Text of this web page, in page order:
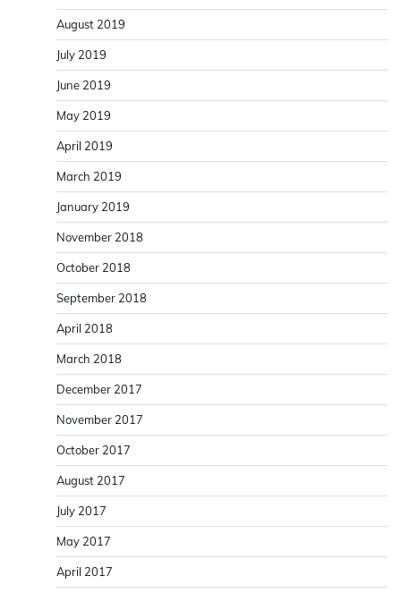
August 2019
July 2019
June 2019
May 2019
April 2019
March 2019
January 2019
November 2018
October 2018
September 2018
April 2018
March 2018
December 2017
November 2017
October 2017
August 2017
July 2017
May 2017
April 2017